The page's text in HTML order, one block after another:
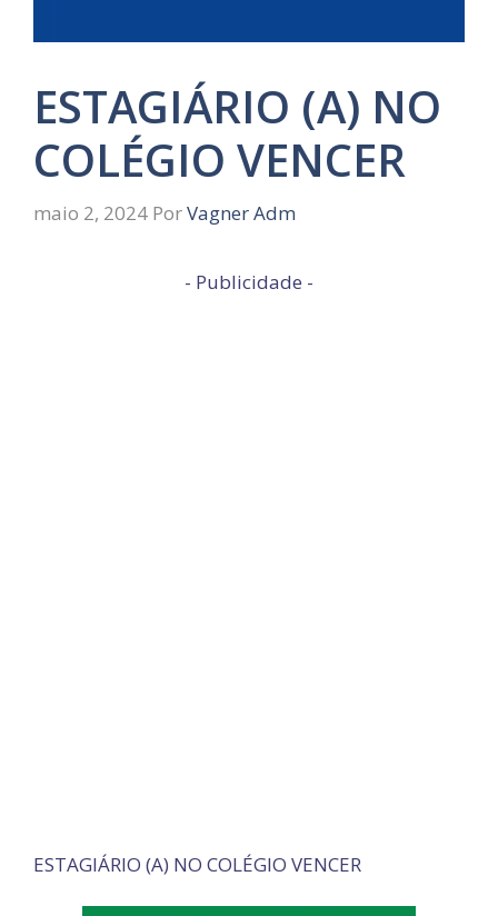
ESTAGIÁRIO (A) NO
COLÉGIO VENCER
maio 2, 2024 PorVagner Adm
- Publicidade -
ESTAGIÁRIO (A) NO COLÉGIO VENCER